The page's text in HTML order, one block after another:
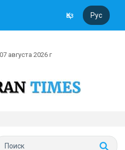
Қаз Рус
августа 2026 г